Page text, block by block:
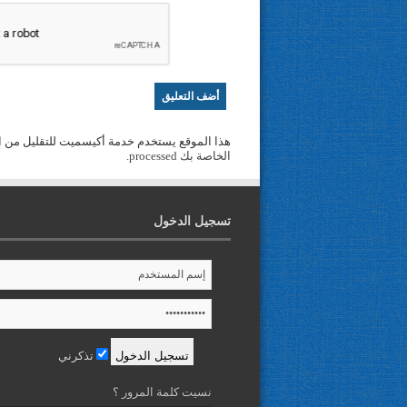
هذا الموقع يستخدم خدمة أكيسميت للتقليل من
الخاصة بك processed
.
تسجيل الدخول
تذكرني
نسيت كلمة المرور ؟